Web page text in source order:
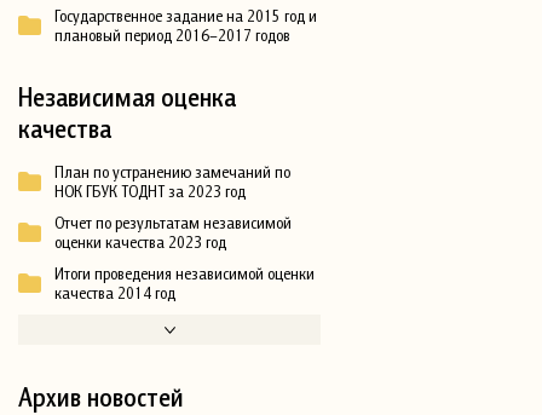
Государственное задание на 2015 год и
плановый период 2016–2017 годов
Независимая оценка
качества
План по устранению замечаний по
НОК ГБУК ТОДНТ за 2023 год
Отчет по результатам независимой
оценки качества 2023 год
Итоги проведения независимой оценки
качества 2014 год
Архив новостей